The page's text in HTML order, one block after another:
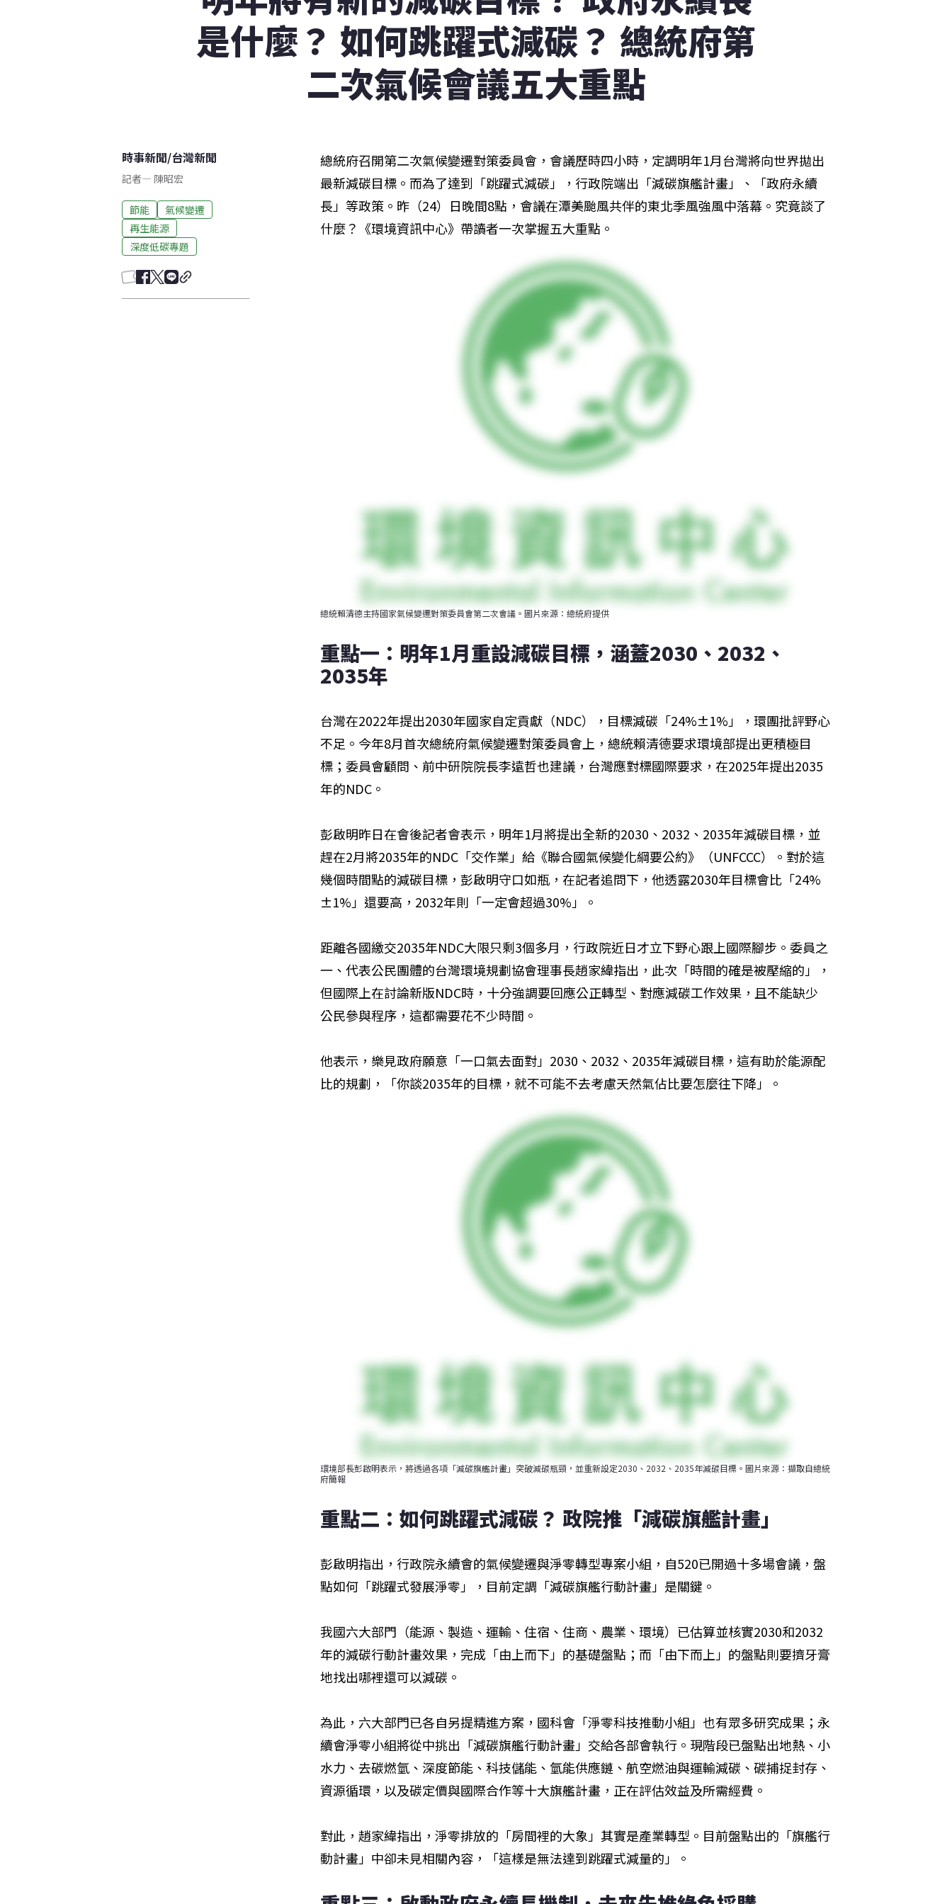
是什麼？ 如何跳躍式減碳？ 總統府第
二次氣候會議五大重點
時事新聞/台灣新聞
記者— 陳昭宏
節能
氣候變遷
再生能源
深度低碳專題
總統府召開第二次氣候變遷對策委員會，會議歷時四小時，定調明年1月台灣將向世界拋出
最新減碳目標。而為了達到「跳躍式減碳」，行政院端出「減碳旗艦計畫」、「政府永續
長」等政策。昨（24）日晚間8點，會議在潭美颱風共伴的東北季風強風中落幕。究竟談了
什麼？《環境資訊中心》帶讀者一次掌握五大重點。
總統賴清德主持國家氣候變遷對策委員會第二次會議。圖片來源：總統府提供
重點一：明年1月重設減碳目標，涵蓋2030、2032、
2035年
台灣在2022年提出2030年國家自定貢獻（NDC），目標減碳「24%±1%」，環團批評野心
不足。今年8月首次總統府氣候變遷對策委員會上，總統賴清德要求環境部提出更積極目
標；委員會顧問、前中研院院長李遠哲也建議，台灣應對標國際要求，在2025年提出2035
年的NDC。
彭啟明昨日在會後記者會表示，明年1月將提出全新的2030、2032、2035年減碳目標，並
趕在2月將2035年的NDC「交作業」給《聯合國氣候變化綱要公約》（UNFCCC）。對於這
幾個時間點的減碳目標，彭啟明守口如瓶，在記者追問下，他透露2030年目標會比「24%
±1%」還要高，2032年則「一定會超過30%」。
距離各國繳交2035年NDC大限只剩3個多月，行政院近日才立下野心跟上國際腳步。委員之
一、代表公民團體的台灣環境規劃協會理事長趙家緯指出，此次「時間的確是被壓縮的」，
但國際上在討論新版NDC時，十分強調要回應公正轉型、對應減碳工作效果，且不能缺少
公民參與程序，這都需要花不少時間。
他表示，樂見政府願意「一口氣去面對」2030、2032、2035年減碳目標，這有助於能源配
比的規劃，「你談2035年的目標，就不可能不去考慮天然氣佔比要怎麼往下降」。
環境部長彭啟明表示，將透過各項「減碳旗艦計畫」突破減碳瓶頸，並重新設定2030、2032、2035年減碳目標。圖片來源：擷取自總統
府簡報
重點二：如何跳躍式減碳？ 政院推「減碳旗艦計畫」
彭啟明指出，行政院永續會的氣候變遷與淨零轉型專案小組，自520已開過十多場會議，盤
點如何「跳躍式發展淨零」，目前定調「減碳旗艦行動計畫」是關鍵。
我國六大部門（能源、製造、運輸、住宿、住商、農業、環境）已估算並核實2030和2032
年的減碳行動計畫效果，完成「由上而下」的基礎盤點；而「由下而上」的盤點則要擠牙膏
地找出哪裡還可以減碳。
為此，六大部門已各自另提精進方案，國科會「淨零科技推動小組」也有眾多研究成果；永
續會淨零小組將從中挑出「減碳旗艦行動計畫」交給各部會執行。現階段已盤點出地熱、小
水力、去碳燃氫、深度節能、科技儲能、氫能供應鏈、航空燃油與運輸減碳、碳捕捉封存、
資源循環，以及碳定價與國際合作等十大旗艦計畫，正在評估效益及所需經費。
對此，趙家緯指出，淨零排放的「房間裡的大象」其實是產業轉型。目前盤點出的「旗艦行
動計畫」中卻未見相關內容，「這樣是無法達到跳躍式減量的」。